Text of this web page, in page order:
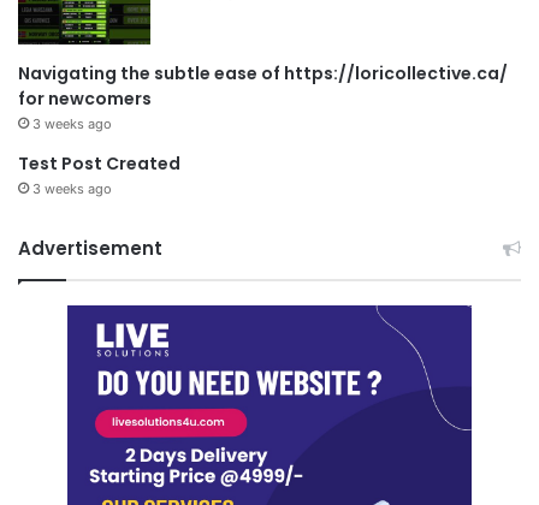
Navigating the subtle ease of https://loricollective.ca/
for newcomers
3 weeks ago
Test Post Created
3 weeks ago
Advertisement